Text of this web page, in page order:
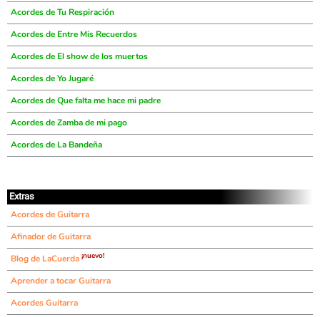
Acordes de Tu Respiración
Acordes de Entre Mis Recuerdos
Acordes de El show de los muertos
Acordes de Yo Jugaré
Acordes de Que falta me hace mi padre
Acordes de Zamba de mi pago
Acordes de La Bandeña
Extras
Acordes de Guitarra
Afinador de Guitarra
Blog de LaCuerda ¡nuevo!
Aprender a tocar Guitarra
Acordes Guitarra